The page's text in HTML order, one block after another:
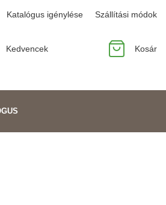
Katalógus igénylése Szállítási módok
Kedvencek Kosár